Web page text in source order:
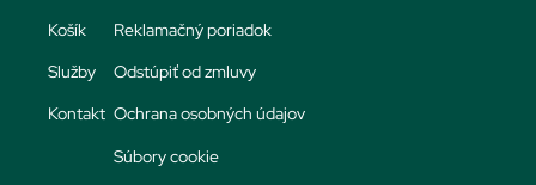
Košík
Služby
Kontakt
Reklamačný poriadok
Odstúpiť od zmluvy
Ochrana osobných údajov
Súbory cookie